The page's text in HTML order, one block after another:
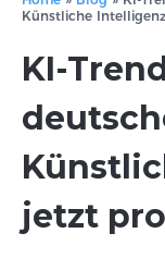
Künstliche
KI-
jetzt